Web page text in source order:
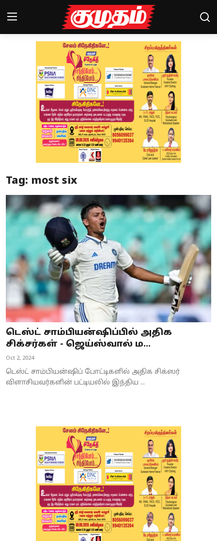
Magazines
Special Story
Crime
Tamilnadu
National
World
Astrology
Spirituality
Weather
Tag: most six
டெஸ்ட் சாம்பியன்ஷிப்பில் அதிக
சிக்சர்கள் - ஜெய்ஸ்வால் ம...
Oct 2, 2024
டெஸ்ட் சாம்பியன்ஷிப் போட்டிகளில் அதிக சிக்ஸர்
விளாசியவர்களின் பட்டியலில் இந்திய ...